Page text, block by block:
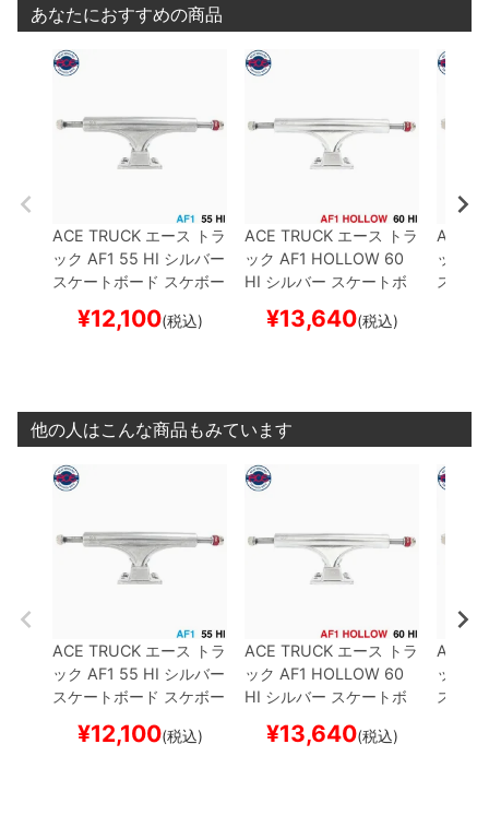
あなたにおすすめの商品
ACE TRUCK エース
トラ
ック AF1 55 HI シルバー
スケートボード スケボー
¥12,100(税込)
ACE TRUCK エース
トラ
ック AF1 HOLLOW 60
HI シルバー スケートボ
¥13,640(税込)
ACE
ック
スケー
他の人はこんな商品もみています
ACE TRUCK エース
トラ
ック AF1 55 HI シルバー
スケートボード スケボー
¥12,100(税込)
ACE TRUCK エース
トラ
ック AF1 HOLLOW 60
HI シルバー スケートボ
¥13,640(税込)
ACE
ック
スケー